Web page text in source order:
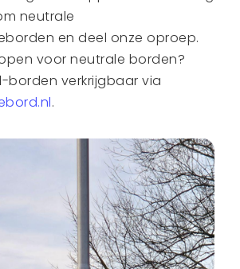
neutrale
en deel onze oproep.
voor neutrale borden?
borden verkrijgbaar via
.